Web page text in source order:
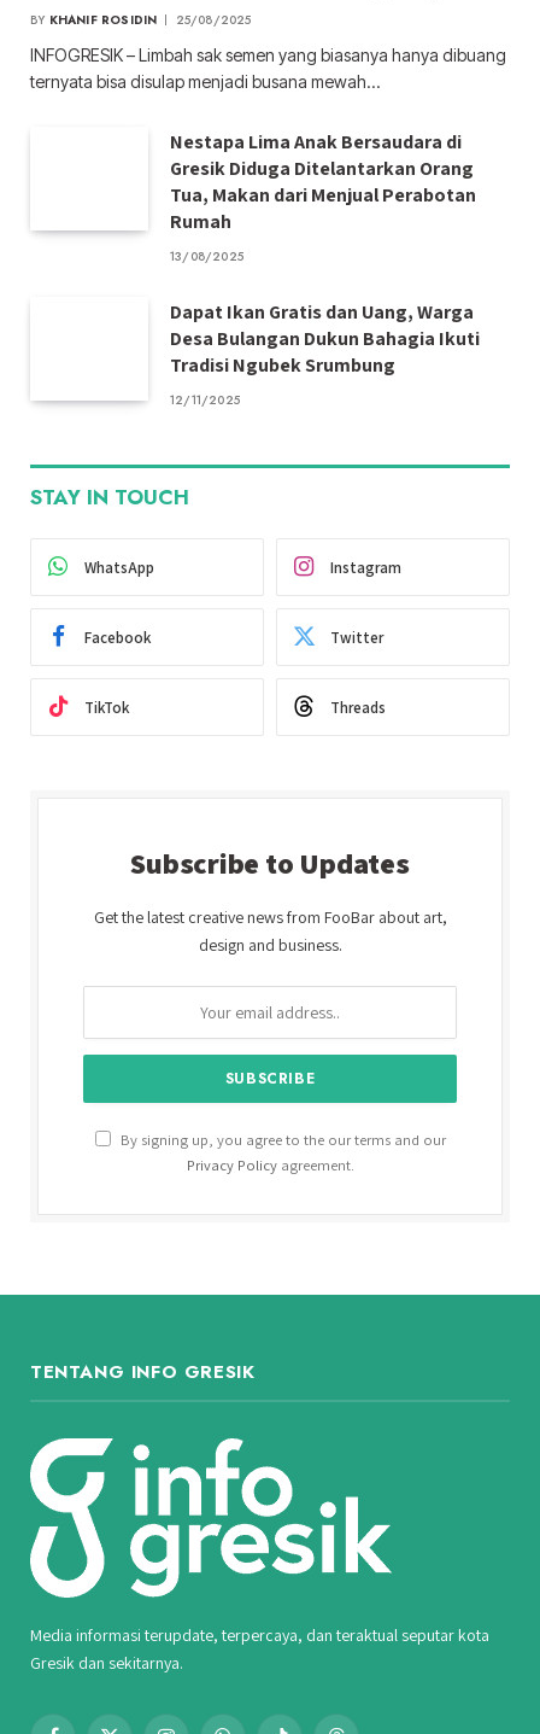
BY KHANIF ROSIDIN 25/08/2025
INFOGRESIK – Limbah sak semen yang biasanya hanya dibuang
ternyata bisa disulap menjadi busana mewah…
Nestapa Lima Anak Bersaudara di
Gresik Diduga Ditelantarkan Orang
Tua, Makan dari Menjual Perabotan
Rumah
13/08/2025
Dapat Ikan Gratis dan Uang, Warga
Desa Bulangan Dukun Bahagia Ikuti
Tradisi Ngubek Srumbung
12/11/2025
STAY IN TOUCH
WhatsApp Instagram
Facebook Twitter
TikTok Threads
Subscribe to Updates
Get the latest creative news from FooBar about art,
design and business.
By signing up, you agree to the our terms and our
Privacy Policyagreement.
TENTANG INFO GRESIK
Media informasi terupdate, terpercaya, dan teraktual seputar kota
Gresik dan sekitarnya.